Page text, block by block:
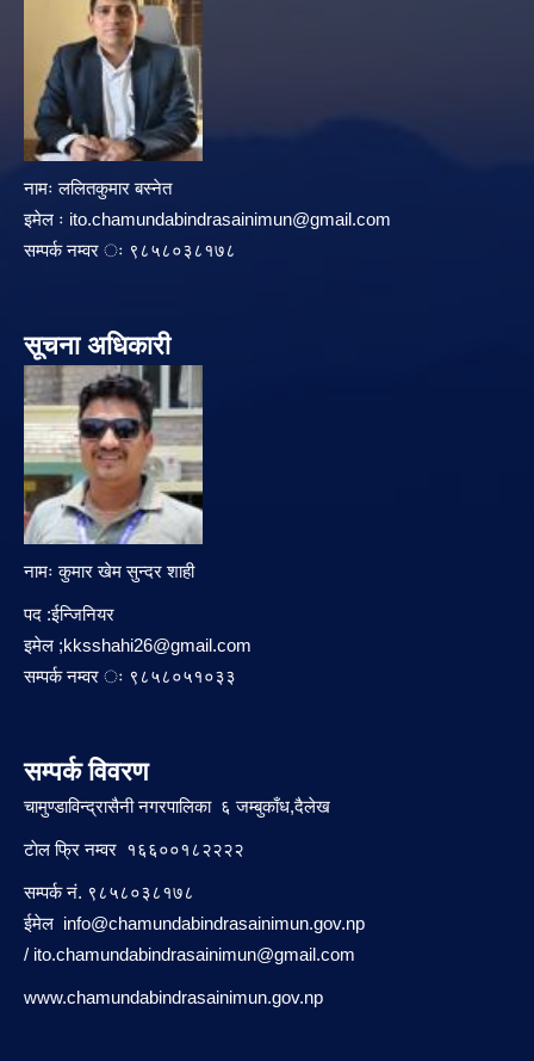
नामः ललितकुमार बस्नेत
इमेल ः ito.chamundabindrasainimun@gmail.com
सम्पर्क नम्वर ः ९८५८०३८१७८
सूचना अधिकारी
नामः कुमार खेम सुन्दर शाही
पद :ईन्जिनियर
इमेल ;kksshahi26@gmail.com
सम्पर्क नम्वर ः ९८५८०५१०३३
सम्पर्क विवरण
चामुण्डाविन्द्रासैनी नगरपालिका ६ जम्बुकाँध,दैलेख
टाेल फ्रि नम्वर १६६००१८२२२२
सम्पर्क नं. ९८५८०३८१७८
ईमेल info@chamundabindrasainimun.gov.np
/ ito.chamundabindrasainimun@gmail.com
www.chamundabindrasainimun.gov.np